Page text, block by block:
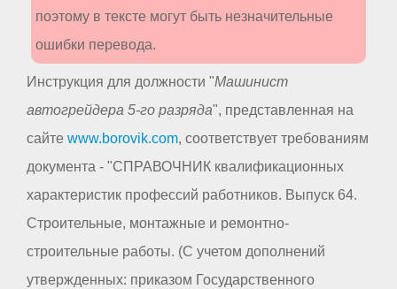
поэтому в тексте могут быть незначительные
ошибки перевода.
Инструкция для должности "Машинист
автогрейдера 5-го разряда", представленная на
сайте www.borovik.com, соответствует требованиям
документа - "СПРАВОЧНИК квалификационных
характеристик профессий работников. Выпуск 64.
Строительные, монтажные и ремонтно-
строительные работы. (С учетом дополнений
утвержденных: приказом Государственного